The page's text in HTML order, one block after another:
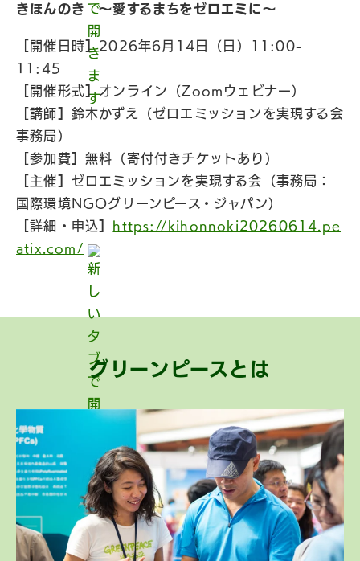
きほんのき 〜愛するまちをゼロエミに〜
［開催日時］2026年6月14日（日）11:00-
11:45
［開催形式］オンライン（Zoomウェビナー）
［講師］ 鈴木かずえ（ゼロエミッションを実現する会
事務局）
［参加費］無料（寄付付きチケットあり）
［主催］ ゼロエミッションを実現する会（事務局：
国際環境NGOグリーンピース・ジャパン）
［詳細・申込］ https://kihonnoki20260614.pe
atix.com/
グリーンピースとは